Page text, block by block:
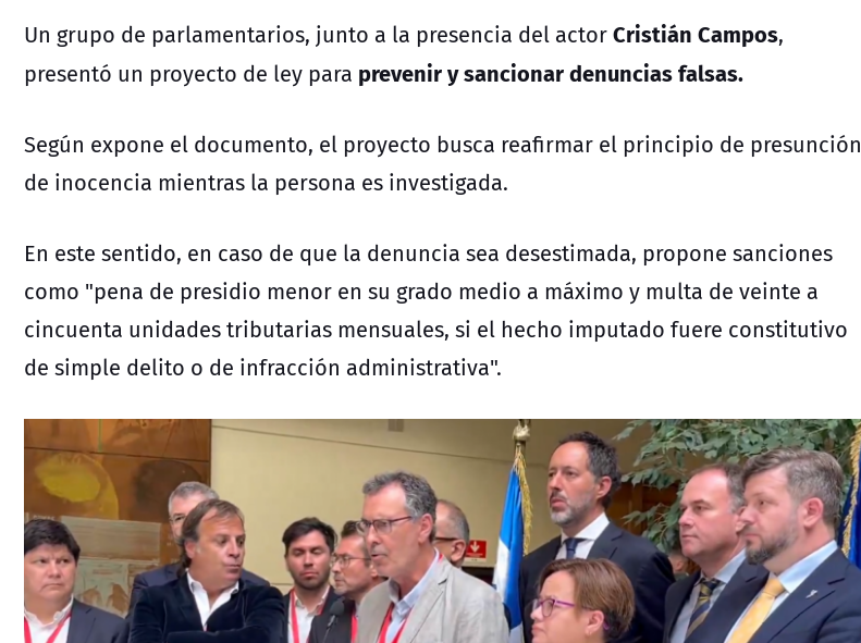
Un grupo de parlamentarios, junto a la presencia del actorCristián Campos,
presentó un proyecto de ley para prevenir y sancionar denuncias falsas.
Según expone el documento, el proyecto busca reafirmar el principio de presunción
de inocencia mientras la persona es investigada.
En este sentido, en caso de que la denuncia sea desestimada, propone sanciones
como "pena de presidio menor en su grado medio a máximo y multa de veinte a
cincuenta unidades tributarias mensuales, si el hecho imputado fuere constitutivo
de simple delito o de infracción administrativa".